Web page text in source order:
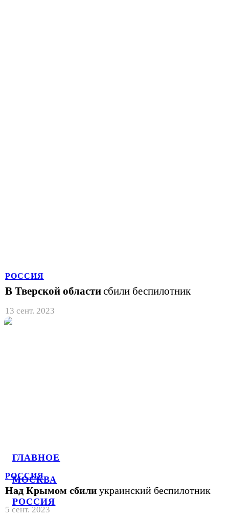
ГЛАВНОЕ
МОСКВА
РОССИЯ
РОССИЯ
В Тверской областисбили беспилотник
13 сент. 2023
РОССИЯ
Над Крымом сбили украинский беспилотник
5 сент. 2023